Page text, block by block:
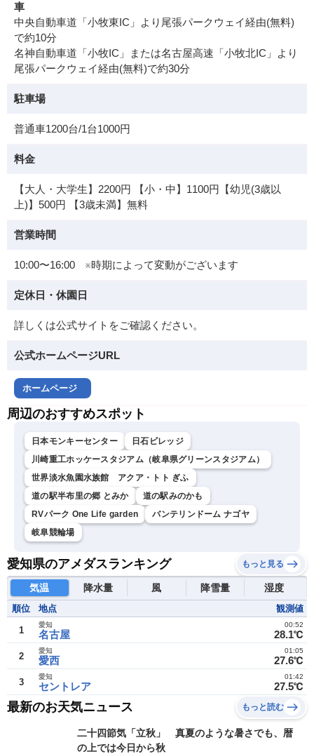
車
中央自動車道「小牧東IC」より尾張パークウェイ経由(無料)
で約10分
名神自動車道「小牧IC」または名古屋高速「小牧北IC」より
尾張パークウェイ経由(無料)で約30分
駐車場
普通車1200台/1台1000円
料金
【大人・大学生】2200円 【小・中】1100円【幼児(3歳以
上)】500円 【3歳未満】無料
営業時間
10:00〜16:00 ※時期によって変動がございます
定休日・休園日
詳しくは公式サイトをご確認ください。
公式ホームページURL
ホームページ
周辺のおすすめスポット
日本モンキーセンター
日石ビレッジ
川崎重工ホッケースタジアム（岐阜県グリーンスタジアム）
世界淡水魚園水族館 アクア・トト ぎふ
道の駅半布里の郷 とみか
道の駅みのかも
RVパーク One Life garden
バンテリンドーム ナゴヤ
岐阜競輪場
愛知県のアメダスランキング もっと見る
気温 降水量 風 降雪量 湿度
順位 地点 観測値
1 名古屋
愛知
28.1℃
00:52
2 愛西
愛知
27.6℃
01:05
3 セントレア
愛知
27.5℃
01:42
最新のお天気ニュース もっと読む
二十四節気「立秋」 真夏のような暑さでも、暦
の上では今日から秋